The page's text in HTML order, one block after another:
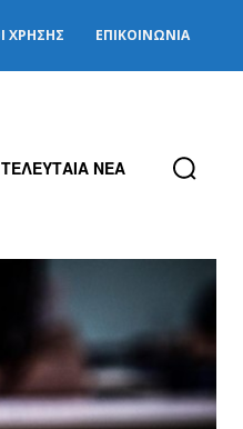
ΧΡΉΣΗΣ ΕΠΙΚΟΙΝΩΝΊΑ
ΤΕΛΕΥΤΑΙΑ ΝΕΑ